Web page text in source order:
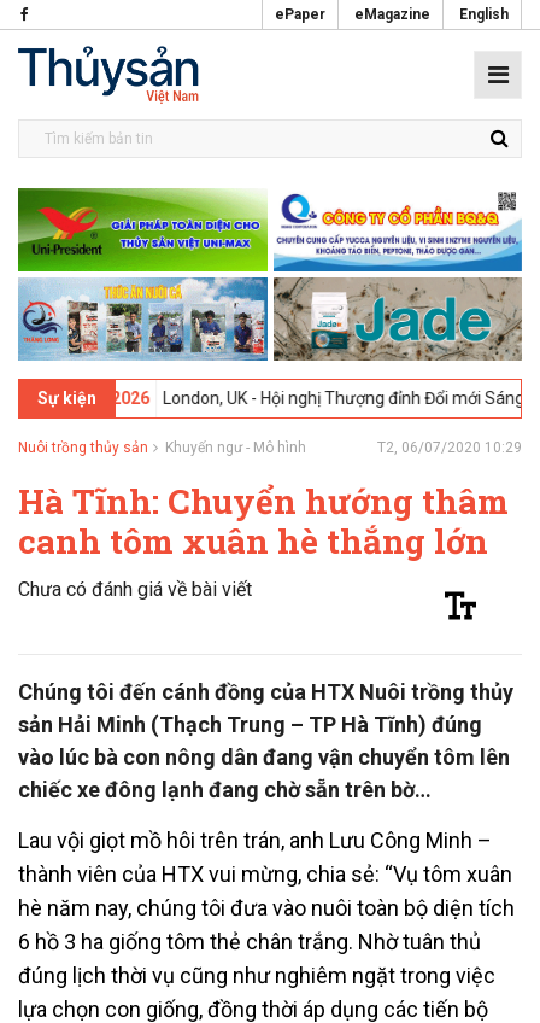
ePaper eMagazine English
Sự kiện
02-2026 London, UK - Hội nghị Thượng đỉnh Đổi mới Sáng tạo
Nuôi trồng thủy sản Khuyến ngư - Mô hình T2, 06/07/2020 10:29
Hà Tĩnh: Chuyển hướng thâm
canh tôm xuân hè thắng lớn
Chưa có đánh giá về bài viết
Chúng tôi đến cánh đồng của HTX Nuôi trồng thủy
sản Hải Minh (Thạch Trung – TP Hà Tĩnh) đúng
vào lúc bà con nông dân đang vận chuyển tôm lên
chiếc xe đông lạnh đang chờ sẵn trên bờ…
Lau vội giọt mồ hôi trên trán, anh Lưu Công Minh –
thành viên của HTX vui mừng, chia sẻ: “Vụ tôm xuân
hè năm nay, chúng tôi đưa vào nuôi toàn bộ diện tích
6 hồ 3 ha giống tôm thẻ chân trắng. Nhờ tuân thủ
đúng lịch thời vụ cũng như nghiêm ngặt trong việc
lựa chọn con giống, đồng thời áp dụng các tiến bộ